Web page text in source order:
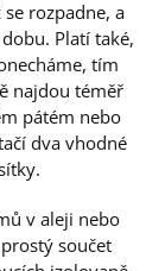
rozpadne, a
Platí také,
tím
najdou téměř
pátém nebo
dva vhodné
v aleji nebo
součet